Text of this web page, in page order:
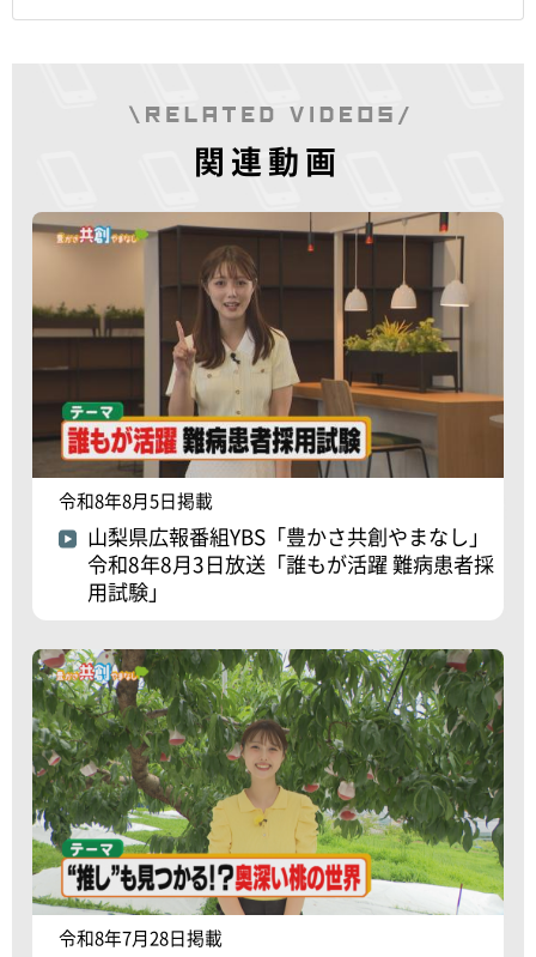
関連動画
令和8年8月5日掲載
山梨県広報番組YBS「豊かさ共創やまなし」
令和8年8月3日放送「誰もが活躍 難病患者採
用試験」
令和8年7月28日掲載